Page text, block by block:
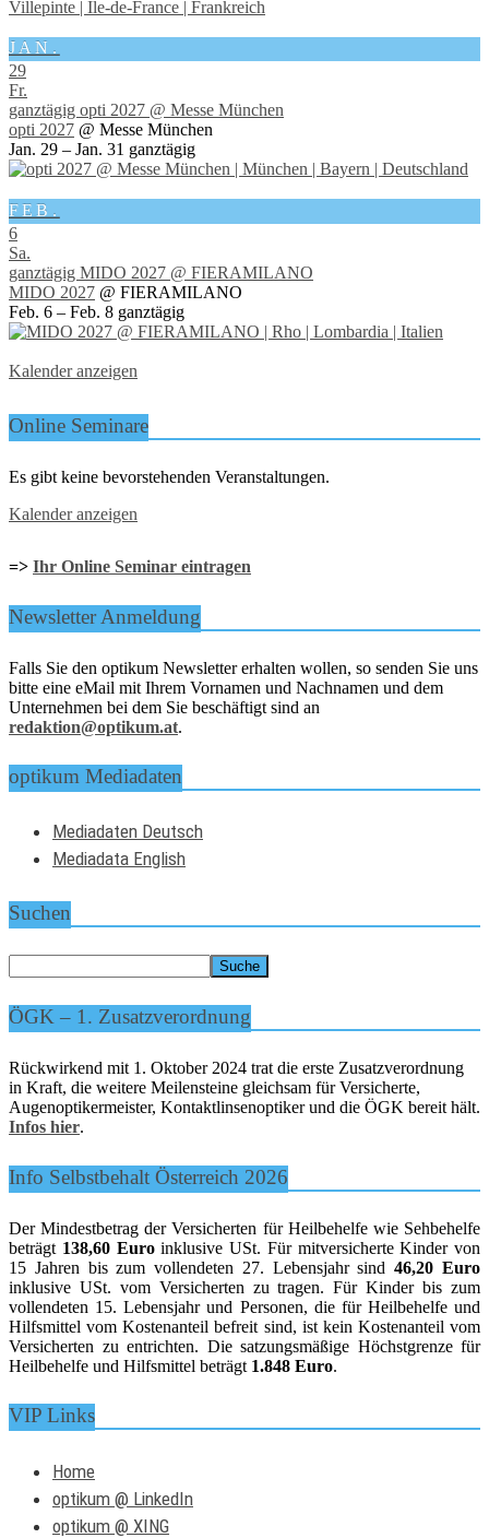
JAN.
29
Fr.
ganztägig opti 2027 @ Messe München
opti 2027 @ Messe München
Jan. 29 – Jan. 31 ganztägig
FEB.
6
Sa.
ganztägig MIDO 2027 @ FIERAMILANO
MIDO 2027 @ FIERAMILANO
Feb. 6 – Feb. 8 ganztägig
Kalender anzeigen
Online Seminare
Es gibt keine bevorstehenden Veranstaltungen.
Kalender anzeigen
=> Ihr Online Seminar eintragen
Newsletter Anmeldung
Falls Sie den optikum Newsletter erhalten wollen, so senden Sie uns
bitte eine eMail mit Ihrem Vornamen und Nachnamen und dem
Unternehmen bei dem Sie beschäftigt sind an
redaktion@optikum.at.
optikum Mediadaten
Mediadaten Deutsch
Mediadata English
Suchen
ÖGK – 1. Zusatzverordnung
Rückwirkend mit 1. Oktober 2024 trat die erste Zusatzverordnung
in Kraft, die weitere Meilensteine gleichsam für Versicherte,
Augenoptikermeister, Kontaktlinsenoptiker und die ÖGK bereit hält.
Infos hier.
Info Selbstbehalt Österreich 2026
Der Mindestbetrag der Versicherten für Heilbehelfe wie Sehbehelfe
beträgt 138,60 Euroinklusive USt. Für mitversicherte Kinder von
15 Jahren bis zum vollendeten 27. Lebensjahr sind46,20 Euro
inklusive USt. vom Versicherten zu tragen. Für Kinder bis zum
vollendeten 15. Lebensjahr und Personen, die für Heilbehelfe und
Hilfsmittel vom Kostenanteil befreit sind, ist kein Kostenanteil vom
Versicherten zu entrichten. Die satzungsmäßige Höchstgrenze für
Heilbehelfe und Hilfsmittel beträgt 1.848 Euro.
VIP Links
Home
optikum @ LinkedIn
optikum @ XING